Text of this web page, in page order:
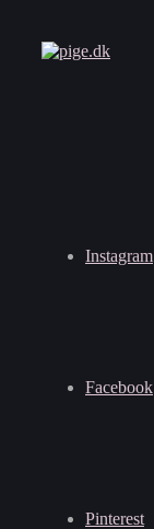
Instagram
Facebook
Pinterest